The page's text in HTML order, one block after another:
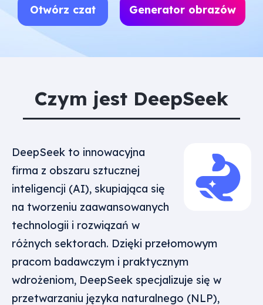
Otwórz czat Generator obrazów
Czym jest DeepSeek
DeepSeek to innowacyjna
firma z obszaru sztucznej
inteligencji (AI), skupiająca się
na tworzeniu zaawansowanych
technologii i rozwiązań w
różnych sektorach. Dzięki przełomowym
pracom badawczym i praktycznym
wdrożeniom, DeepSeek specjalizuje się w
przetwarzaniu języka naturalnego (NLP),